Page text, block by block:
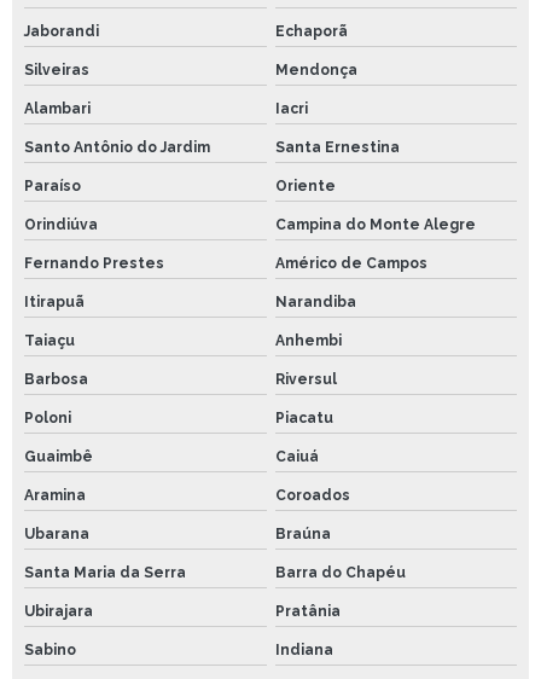
Jaborandi Echaporã
Silveiras Mendonça
Alambari Iacri
Santo Antônio do Jardim Santa Ernestina
Paraíso Oriente
Orindiúva Campina do Monte Alegre
Fernando Prestes Américo de Campos
Itirapuã Narandiba
Taiaçu Anhembi
Barbosa Riversul
Poloni Piacatu
Guaimbê Caiuá
Aramina Coroados
Ubarana Braúna
Santa Maria da Serra Barra do Chapéu
Ubirajara Pratânia
Sabino Indiana